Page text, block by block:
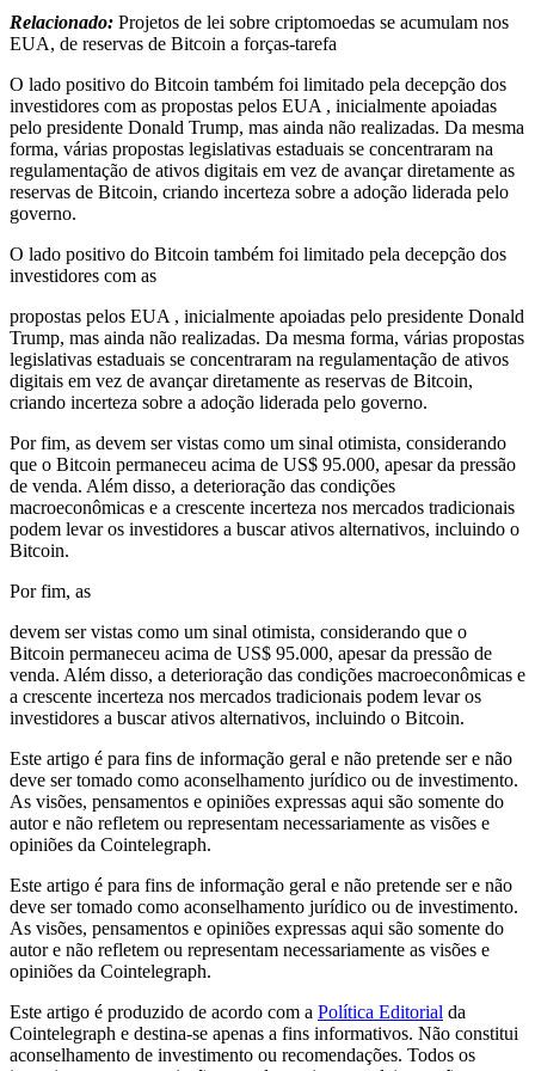
Relacionado: Projetos de lei sobre criptomoedas se acumulam nos
EUA, de reservas de Bitcoin a forças-tarefa
O lado positivo do Bitcoin também foi limitado pela decepção dos
investidores com as propostas pelos EUA , inicialmente apoiadas
pelo presidente Donald Trump, mas ainda não realizadas. Da mesma
forma, várias propostas legislativas estaduais se concentraram na
regulamentação de ativos digitais em vez de avançar diretamente as
reservas de Bitcoin, criando incerteza sobre a adoção liderada pelo
governo.
O lado positivo do Bitcoin também foi limitado pela decepção dos
investidores com as
propostas pelos EUA , inicialmente apoiadas pelo presidente Donald
Trump, mas ainda não realizadas. Da mesma forma, várias propostas
legislativas estaduais se concentraram na regulamentação de ativos
digitais em vez de avançar diretamente as reservas de Bitcoin,
criando incerteza sobre a adoção liderada pelo governo.
Por fim, as devem ser vistas como um sinal otimista, considerando
que o Bitcoin permaneceu acima de US$ 95.000, apesar da pressão
de venda. Além disso, a deterioração das condições
macroeconômicas e a crescente incerteza nos mercados tradicionais
podem levar os investidores a buscar ativos alternativos, incluindo o
Bitcoin.
Por fim, as
devem ser vistas como um sinal otimista, considerando que o
Bitcoin permaneceu acima de US$ 95.000, apesar da pressão de
venda. Além disso, a deterioração das condições macroeconômicas e
a crescente incerteza nos mercados tradicionais podem levar os
investidores a buscar ativos alternativos, incluindo o Bitcoin.
Este artigo é para fins de informação geral e não pretende ser e não
deve ser tomado como aconselhamento jurídico ou de investimento.
As visões, pensamentos e opiniões expressas aqui são somente do
autor e não refletem ou representam necessariamente as visões e
opiniões da Cointelegraph.
Este artigo é para fins de informação geral e não pretende ser e não
deve ser tomado como aconselhamento jurídico ou de investimento.
As visões, pensamentos e opiniões expressas aqui são somente do
autor e não refletem ou representam necessariamente as visões e
opiniões da Cointelegraph.
Este artigo é produzido de acordo com a Política Editorial da
Cointelegraph e destina-se apenas a fins informativos. Não constitui
aconselhamento de investimento ou recomendações. Todos os